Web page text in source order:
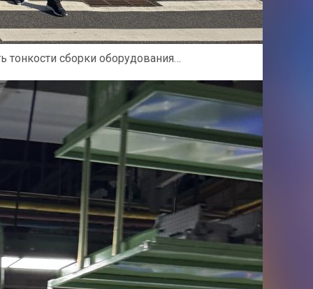
сборки оборудования…